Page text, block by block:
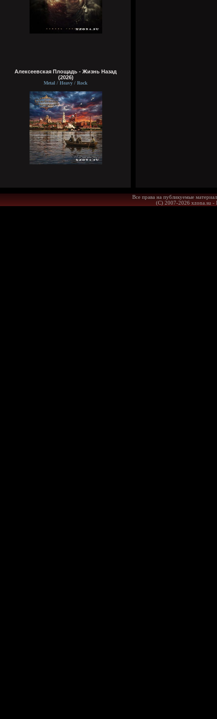
Алексеевская Площадь - Жизнь Назад
(2026)
Metal / Heavy / Rock
Все права на публикуемые
(С) 2007-2026 xzona.su -